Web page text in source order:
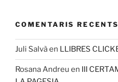
COMENTARIS RECENTS
Juli Salvàen LLIBRES
Rosana Andreu en III